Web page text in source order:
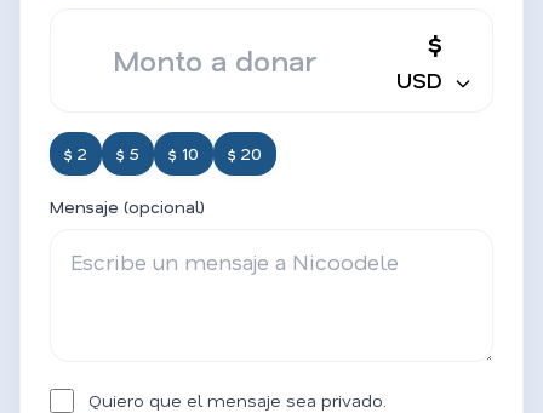
$
USD
$ 2 $ 5 $ 10 $ 20
Mensaje (opcional)
Quiero que el mensaje sea privado.